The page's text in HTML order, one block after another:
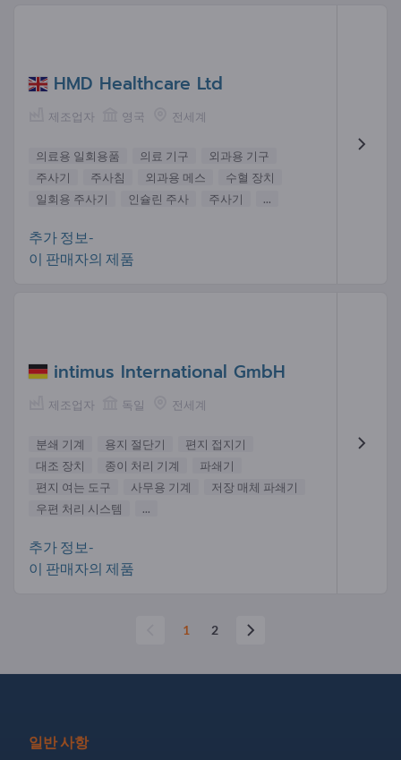
HMD Healthcare Ltd
제조업자 영국 전세계
의료용 일회용품 의료 기구
외과용 기구
주사기
주사침 외과용 메스
수혈 장치
일회용 주사기
인슐린 주사 주사기 ...
추가 정보-
이 판매자의 제품
intimus International GmbH
제조업자 독일 전세계
분쇄 기계 용지 절단기
편지 접지기
대조 장치
종이 처리 기계
파쇄기
편지 여는 도구
사무용 기계
저장 매체 파쇄기
우편 처리 시스템
...
추가 정보-
이 판매자의 제품
1 2
일반 사항